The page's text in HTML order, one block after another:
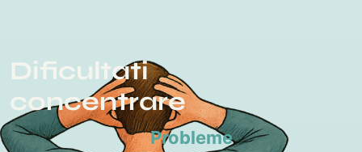
Dificultati
concentrare
Probleme